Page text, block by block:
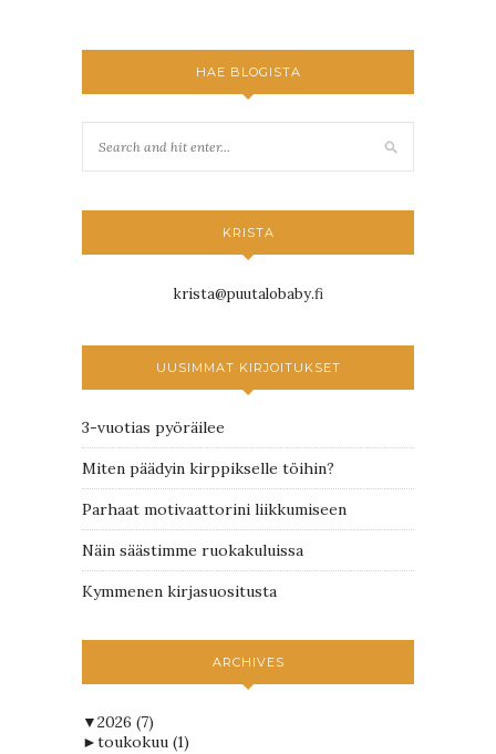
HAE BLOGISTA
KRISTA
krista@puutalobaby.fi
UUSIMMAT KIRJOITUKSET
3-vuotias pyöräilee
Miten päädyin kirppikselle töihin?
Parhaat motivaattorini liikkumiseen
Näin säästimme ruokakuluissa
Kymmenen kirjasuositusta
ARCHIVES
▼2026 (7)
►toukokuu (1)